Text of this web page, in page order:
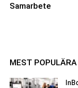
Samarbete
MEST POPULÄRA